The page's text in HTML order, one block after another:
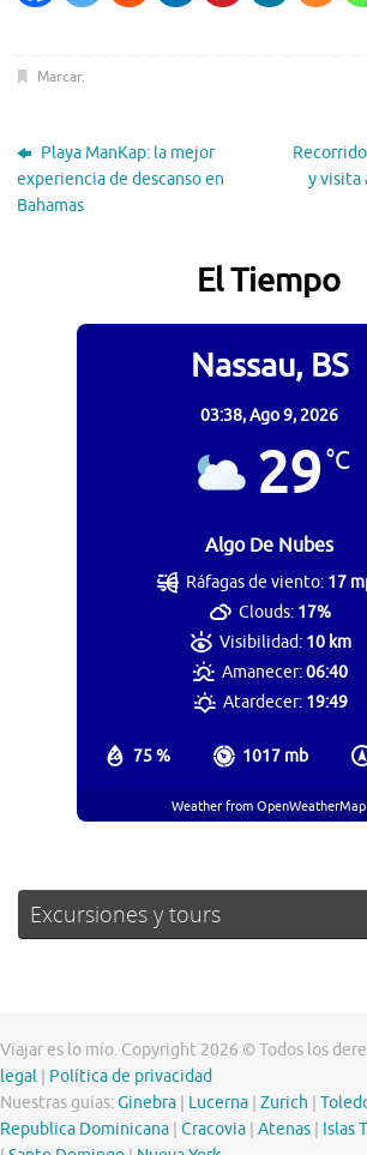
Marcar.
Playa ManKap: la mejor
experiencia de descanso en
Bahamas
y visita
El Tiempo
Nassau, BS
03:38,Ago 9, 2026
29°C
Algo De Nubes
75 % 1017 mb
Ráfagas de viento: 17
Clouds: 17%
Visibilidad: 10 km
Amanecer:06:40
Atardecer: 19:49
Weather from OpenWeatherMap
Excursiones y tours
Viajar es lo mío. Copyright 2026 © Todos los
legal
Política de privacidad
Nuestras guías:Ginebra Lucerna Zurich
Republica Dominicana Cracovia Atenas Islas